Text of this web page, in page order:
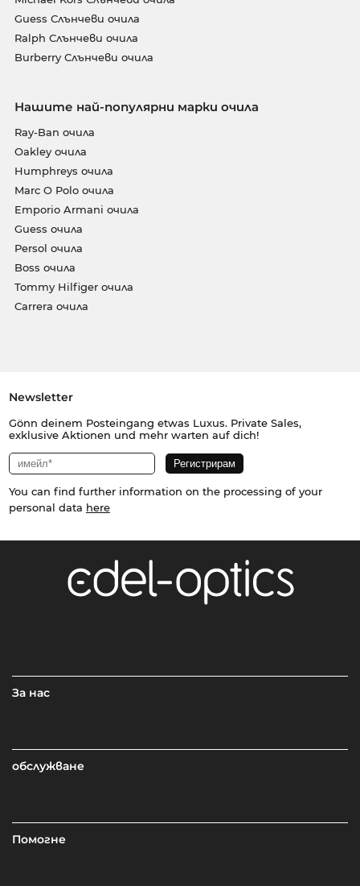
Guess Слънчеви очила
Ralph Слънчеви очила
Burberry Слънчеви очила
Нашите най-популярни марки очила
Ray-Ban очила
Oakley очила
Humphreys очила
Marc O Polo очила
Emporio Armani очила
Guess очила
Persol очила
Boss очила
Tommy Hilfiger очила
Carrera очила
Newsletter
Gönn deinem Posteingang etwas Luxus. Private Sales,
exklusive Aktionen und mehr warten auf dich!
You can find further information on the processing of your
personal data here
За нас
обслужване
Помогне